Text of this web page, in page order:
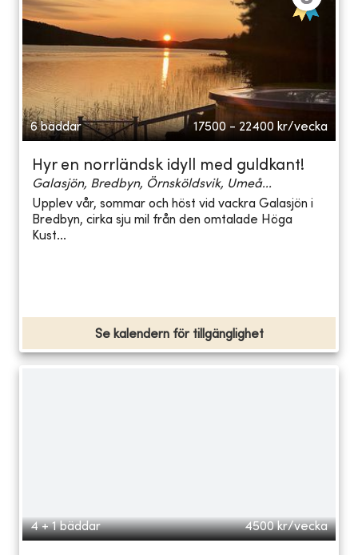
6 bäddar 17500 - 22400 kr/vecka
Hyr en norrländsk idyll med guldkant!
Galasjön, Bredbyn, Örnsköldsvik, Umeå...
Upplev vår, sommar och höst vid vackra Galasjön i
Bredbyn, cirka sju mil från den omtalade Höga
Kust...
Se kalendern för tillgänglighet
4 + 1 bäddar 4500 kr/vecka